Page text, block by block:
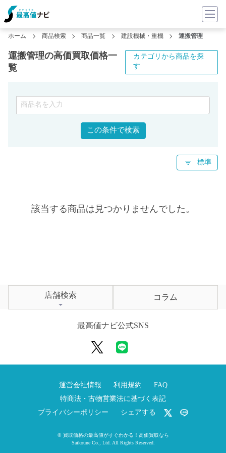
ホーム 商品検索 商品一覧 建設機械・重機 運搬管理
運搬管理の高価買取価格一
覧
カテゴリから商品を探
す
この条件で検索
標準
該当する商品は見つかりませんでした。
店舗検索 コラム
最高値ナビ公式SNS
運営会社情報 利用規約
FAQ
特商法・古物営業法に基づく表記
プライバシーポリシー
シェアする
© 買取価格の最高値がすぐわかる！高価買取なら
Saikoune Co., Ltd. All Rights Reserved.